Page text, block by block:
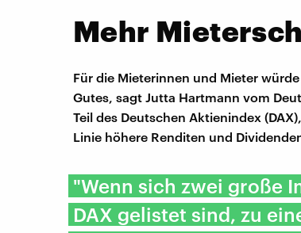
Mehr
Für die Mieterinnen und Mieter
Gutes, sagt Jutta Hartmann vom
Teil des Deutschen Aktienindex
Linie höhere Renditen und
"Wenn sich zwei große
DAX gelistet sind, zu